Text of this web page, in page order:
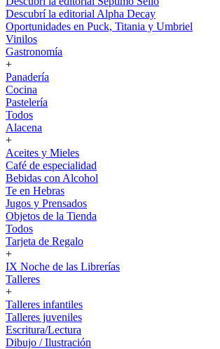
Descubrí la editorial Alpha Decay
Oportunidades en Puck, Titania y Umbriel
Vinilos
Gastronomía
+
Panadería
Cocina
Pastelería
Todos
Alacena
+
Aceites y Mieles
Café de especialidad
Bebidas con Alcohol
Te en Hebras
Jugos y Prensados
Objetos de la Tienda
Todos
Tarjeta de Regalo
+
IX Noche de las Librerías
Talleres
+
Talleres infantiles
Talleres juveniles
Escritura/Lectura
Dibujo / Ilustración